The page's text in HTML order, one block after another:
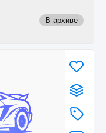
В архиве